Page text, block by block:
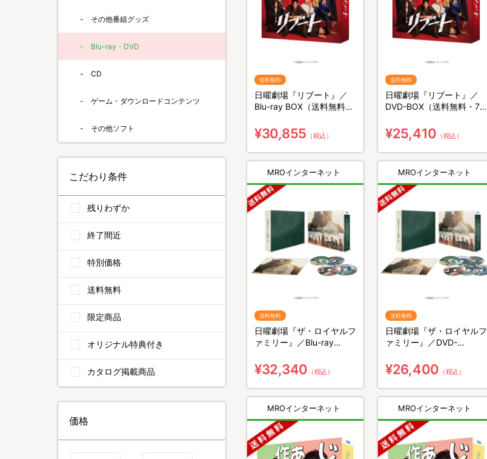
送料無料
日曜劇場『リブート』／
Blu-ray BOX（送料無料・
¥30,855 （税込）
送料無料
日曜劇場『リブート』／
DVD-BOX（送料無料・7
¥25,410 （税込）
MROインターネット
送料無料
日曜劇場『ザ・ロイヤルフ
ァミリー』／Blu-ray
¥32,340 （税込）
MROインターネット
送料無料
日曜劇場『ザ・ロイヤルフ
ァミリー』／DVD-
¥26,400 （税込）
MROインターネット MROインターネット
その他番組グッズ
Blu-ray・DVD
CD
ゲーム・ダウンロードコンテンツ
その他ソフト
こだわり条件
残りわずか
終了間近
特別価格
送料無料
限定商品
オリジナル特典付き
カタログ掲載商品
価格